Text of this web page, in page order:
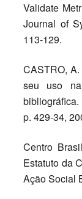
Validate
Journal of
113-129.
CASTRO,
seu uso na
p. 429-34,
Centro
Estatuto da
Ação Social